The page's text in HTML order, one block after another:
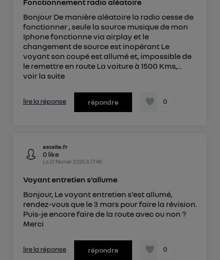
Bonjour De manière aléatoire la radio cesse de
fonctionner , seule la source musique de mon
Iphone fonctionne via airplay et le
changement de source est inopérant Le
voyant son coupé est allumé et, impossible de
le remettre en route La voiture à 1500 Kms,...
voir la suite
lire la réponse répondre 0
estelle.fr
0 like
Le 21 février 2025à 17:48
Voyant entretien s'allume
Bonjour, Le voyant entretien s'est allumé,
rendez-vous que le 3 mars pour faire la révision.
Puis-je encore faire de la route avec ou non ?
Merci
lire la réponse répondre 0
offrant choix et contrôle.
Elle utilise un identifiant créé par votre opérateur
télécom basé sur votre adresse IP et une référence
de votre contrat internet (ex : votre numéro de
téléphone).
L'identifiant est associé à votre connexion
internet. Ainsi, toutes les personnes utilisant la
attribuer le même identifiant. En général :
Vous pouvez à tout moment retirer ce
consentement surle portail d’Utiq
Pour plus d'informations, veuillez consulter
Politique d'information sur les données
personnelles d'Utiq.